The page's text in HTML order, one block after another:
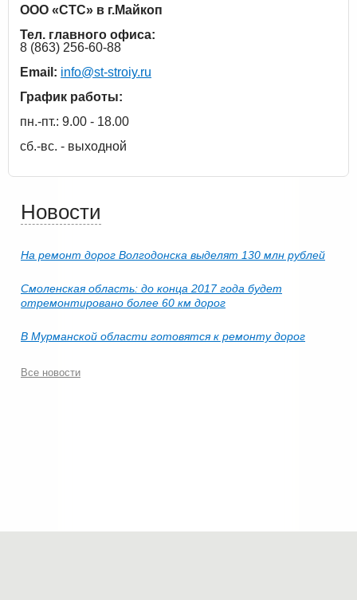
ООО «СТС» в г.Майкоп
Тел. главного офиса:
8 (863) 256-60-88
Email: info@st-stroiy.ru
График работы:
пн.-пт.: 9.00 - 18.00
сб.-вс. - выходной
Новости
На ремонт дорог Волгодонска выделят 130 млн рублей
Смоленская область: до конца 2017 года будет
отремонтировано более 60 км дорог
В Мурманской области готовятся к ремонту дорог
Все новости